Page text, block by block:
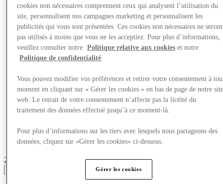
20 centres with stores
cookies non nécessaires comprennent ceux qui analysent l’utilisation du
site, personnalisent nos campagnes marketing et personnalisent les
publicités qui vous sont présentées. Ces cookies non nécessaires ne seront
pas utilisés à moins que vous ne les acceptiez. Pour plus d’informations,
veuillez consulter notre
Politique relative aux cookies et notre
Politique de confidentialité.
Vous pouvez modifier vos préférences et retirer votre consentement à
moment en cliquant sur « Gérer les cookies » en bas de page de notre
web. Le retrait de votre consentement n’affecte pas la licéité du
traitement des données effectué jusqu’à ce moment-là.
Pour plus d’informations sur les tiers avec lesquels nous partageons des
données, cliquez sur «Gérer les cookies» ci-dessous.
Gérer les cookies